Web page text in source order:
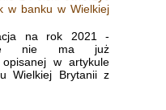
w banku w Wielkiej
na rok 2021 -
nie ma już
w artykule
Wielkiej Brytanii z